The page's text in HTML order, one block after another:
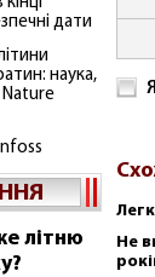
дати
наука,
Nature
літню
Не